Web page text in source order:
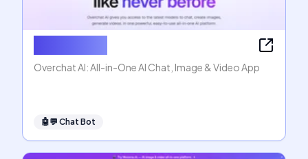
Overchat AI: All-in-One AI Chat, Image & Video App
🤖💬 Chat Bot